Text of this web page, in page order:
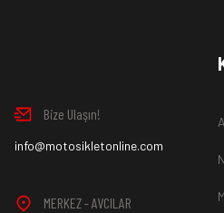
www.MotosikletOnline.com
Aksi durum söz konusu
Bize Ulaşın!
info@motosikletonline.com
MERKEZ - AVCILAR